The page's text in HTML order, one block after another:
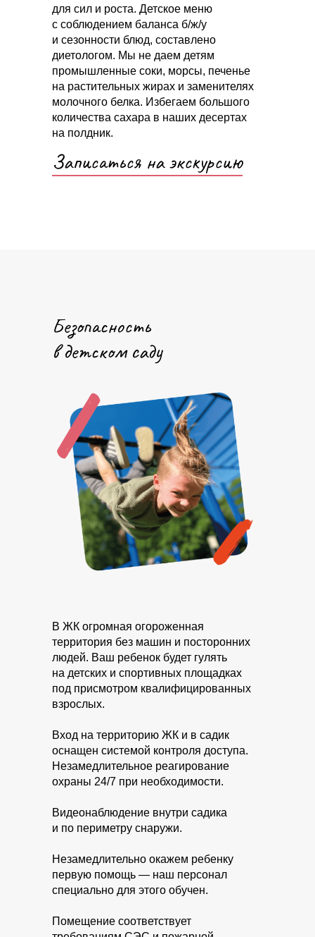
для сил и роста. Детское меню
с соблюдением баланса б/ж/у
и сезонности блюд, составлено
диетологом. Мы не даем детям
промышленные соки, морсы, печенье
на растительных жирах и заменителях
молочного белка. Избегаем большого
количества сахара в наших десертах
на полдник.
Записаться на экскурсию
В ЖК огромная огороженная
территория без машин и посторонних
людей. Ваш ребенок будет гулять
на детских и спортивных площадках
под присмотром квалифицированных
взрослых.
Вход на территорию ЖК и в садик
оснащен системой контроля доступа.
Незамедлительное реагирование
охраны 24/7 при необходимости.
Видеонаблюдение внутри садика
и по периметру снаружи.
Незамедлительно окажем ребенку
первую помощь — наш персонал
специально для этого обучен.
Помещение соответствует
Безопасность
в детском саду